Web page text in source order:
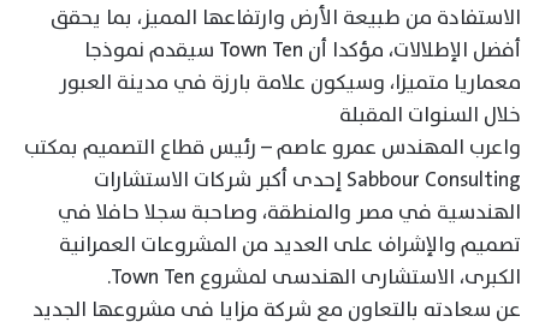
الاستفادة من طبيعة الأرض وارتفاعها المميز، بما يحقق
أفضل الإطلالات، مؤكدا أن Town Ten سيقدم نموذجا
معماريا متميزا، وسيكون علامة بارزة في مدينة العبور
خلال السنوات المقبلة
واعرب المهندس عمرو عاصم – رئيس قطاع التصميم بمكتب
Sabbour Consulting إحدى أكبر شركات الاستشارات
الهندسية في مصر والمنطقة، وصاحبة سجلا حافلا في
تصميم والإشراف على العديد من المشروعات العمرانية
الكبرى، الاستشارى الهندسى لمشروع Town Ten.
عن سعادته بالتعاون مع شركة مزايا فى مشروعها الجديد